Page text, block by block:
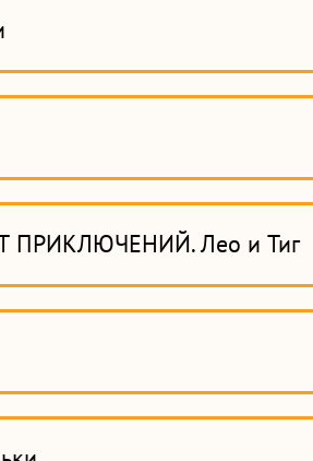
Лео и Тиг